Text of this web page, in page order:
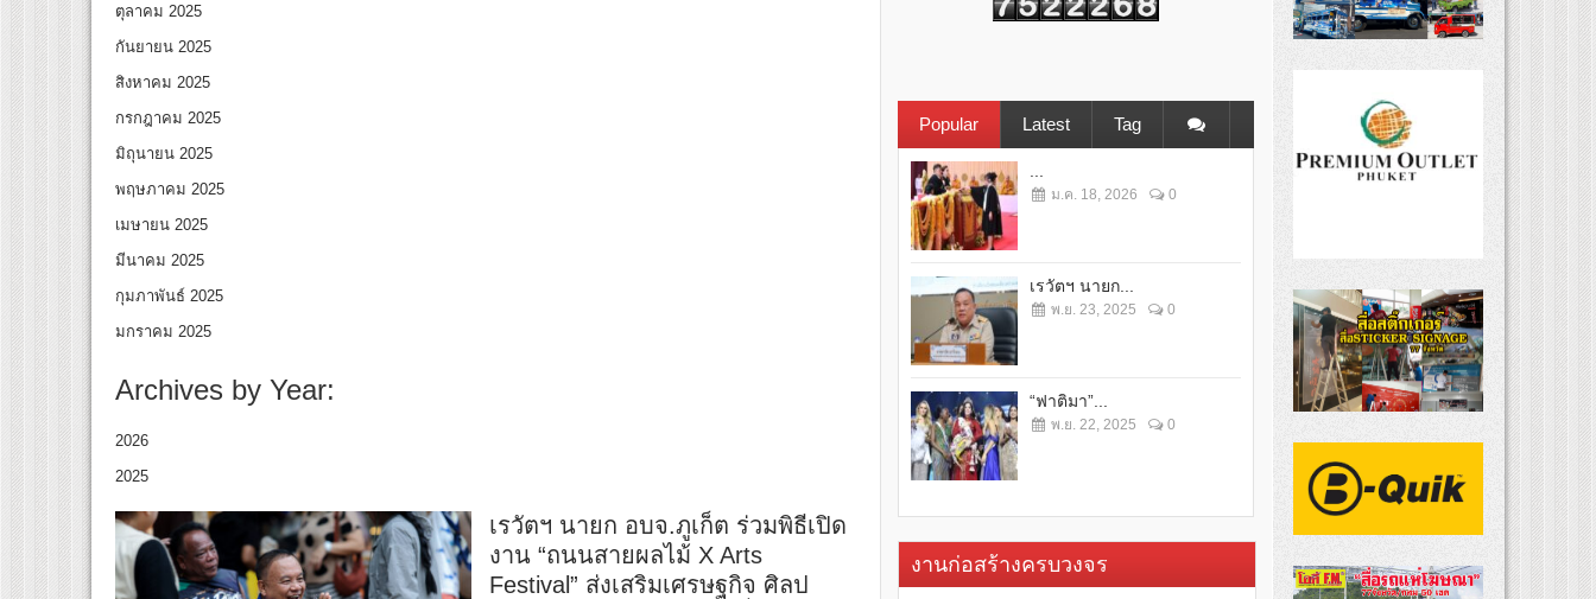
ตุลาคม 2025
กันยายน 2025
สิงหาคม 2025
กรกฎาคม 2025
มิถุนายน 2025
พฤษภาคม 2025
เมษายน 2025
มีนาคม 2025
กุมภาพันธ์ 2025
มกราคม 2025
Archives by Year:
2026
2025
เรวัตฯ นายก อบจ.ภูเก็ต ร่วมพิธีเปิด
งาน “ถนนสายผลไม้ X Arts
Festival” ส่งเสริมเศรษฐกิจ ศิลป
Popular Latest Tag
ม.ค. 18, 2026 0
เรวัตฯ นายก...
พ.ย. 23, 2025 0
“ฟาติมา”...
พ.ย. 22, 2025 0
งานก่อสร้างครบวงจร